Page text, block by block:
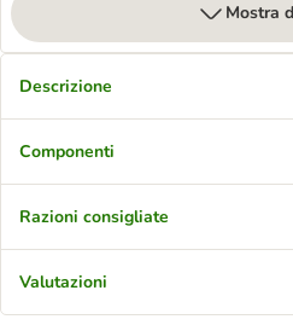
Mostra
Descrizione
Componenti
Razioni consigliate
Valutazioni